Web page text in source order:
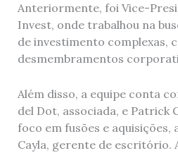
Anteriormente, foi Vice-
Invest, onde trabalhou na
de investimento complexas,
desmembramentos
Além disso, a equipe conta
del Dot, associada, e Patrick
foco em fusões e aquisições,
Cayla, gerente de escritório.